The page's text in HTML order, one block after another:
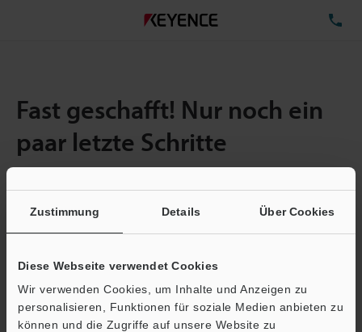
Zustimmung Details Über Cookies
Diese Webseite verwendet Cookies
Wir verwenden Cookies, um Inhalte und Anzeigen zu
personalisieren, Funktionen für soziale Medien anbieten zu
können und die Zugriffe auf unsere Website zu
Fast geschafft! Nur noch ein
paar letzte Schritte
E-Mail-Adresse (erforderlich)